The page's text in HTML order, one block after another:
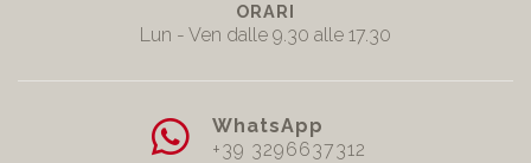
ORARI
Lun - Ven dalle 9.30 alle 17.30
WhatsApp
+39 3296637312